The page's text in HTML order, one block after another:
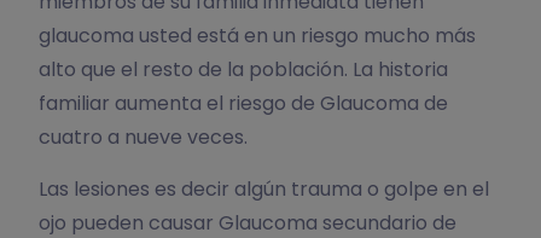
glaucoma usted está en un riesgo mucho más
alto que el resto de la población. La historia
familiar aumenta el riesgo de Glaucoma de
cuatro a nueve veces.
Las lesiones es decir algún trauma o golpe en el
ojo pueden causar Glaucoma secundario de